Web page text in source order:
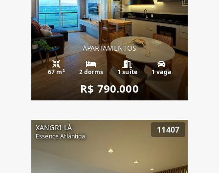
APARTAMENTOS
67 m² 2 dorms 1 suíte 1 vaga
R$ 790.000
XANGRI-LÁ
Essence Atlântida
11407